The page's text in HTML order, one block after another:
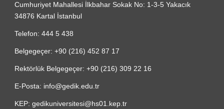
Cumhuriyet Mahallesi İlkbahar Sokak No: 1-3-5 Yakacık
34876 Kartal İstanbul
Telefon: 444 5 438
Belgegeçer: +90 (216) 452 87 17
Rektörlük Belgegeçer: +90 (216) 309 22 16
E-Posta: info@gedik.edu.tr
KEP: gedikuniversitesi@hs01.kep.tr